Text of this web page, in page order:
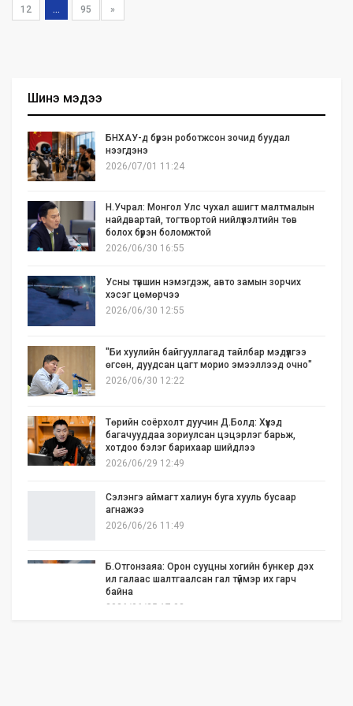
12 ... 95 »
Шинэ мэдээ
БНХАУ-д бүрэн роботжсон зочид буудал
нээгдэнэ
2026/07/01 11:24
Н.Учрал: Монгол Улс чухал ашигт малтмалын
найдвартай, тогтвортой нийлүүлэлтийн төв
болох бүрэн боломжтой
2026/06/30 16:55
Усны түвшин нэмэгдэж, авто замын зорчих
хэсэг цөмөрчээ
2026/06/30 12:55
"Би хуулийн байгууллагад тайлбар мэдүүлгээ
өгсөн, дуудсан цагт морио эмээллээд очно"
2026/06/30 12:22
Төрийн соёрхолт дуучин Д.Болд: Хүүхэд
багачууддаа зориулсан цэцэрлэг барьж,
хотдоо бэлэг барихаар шийдлээ
2026/06/29 12:49
Сэлэнгэ аймагт халиун буга хууль бусаар
агнажээ
2026/06/26 11:49
Б.Отгонзаяа: Орон сууцны хогийн бункер дэх
ил галаас шалтгаалсан гал түймэр их гарч
байна
2026/06/25 17:02